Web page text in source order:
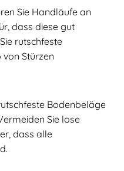
Sie Handläufe an
dass diese gut
rutschfeste
Stürzen
Bodenbeläge
Sie lose
dass alle